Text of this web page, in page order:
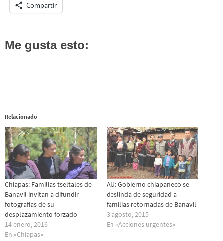
Compartir
Me gusta esto:
Relacionado
Chiapas: Familias tseltales de
Banavil invitan a difundir
fotografías de su
desplazamiento forzado
14 enero, 2016
En «Chiapas»
AU: Gobierno chiapaneco se
deslinda de seguridad a
familias retornadas de Banavil
3 agosto, 2015
En «Acciones urgentes»